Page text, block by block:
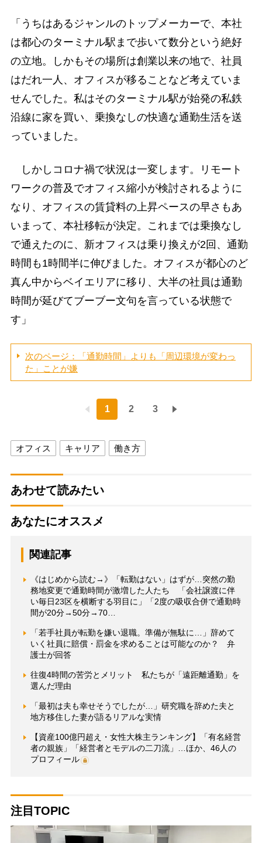
「うちはあるジャンルのトップメーカーで、本社
は都心のターミナル駅まで歩いて数分という絶好
の立地。しかもその場所は創業以来の地で、社員
はだれ一人、オフィスが移ることなど考えていま
せんでした。私はそのターミナル駅が始発の私鉄
沿線に家を買い、乗換なしの快適な通勤生活を送
っていました。
しかしコロナ禍で状況は一変します。リモート
ワークの普及でオフィス縮小が検討されるように
なり、オフィスの賃貸料の上昇ペースの早さもあ
いまって、本社移転が決定。これまでは乗換なし
で通えたのに、新オフィスは乗り換えが2回、通勤
時間も1時間半に伸びました。オフィスが都心のど
真ん中からベイエリアに移り、大半の社員は通勤
時間が延びてブーブー文句を言っている状態で
す」
次のページ：「通勤時間」よりも「周辺環境が変わっ
た」ことが嫌
1 2 3
オフィス キャリア 働き方
あわせて読みたい
あなたにオススメ
関連記事
《はじめから読む→》「転勤はない」はずが…突然の勤
務地変更で通勤時間が激増した人たち 「会社譲渡に伴
い毎日23区を横断する羽目に」「2度の吸収合併で通勤時
間が20分→50分→70…
「若手社員が転勤を嫌い退職。準備が無駄に…」辞めて
いく社員に賠償・罰金を求めることは可能なのか？ 弁
護士が回答
往復4時間の苦労とメリット 私たちが「遠距離通勤」を
選んだ理由
「最初は夫も幸せそうでしたが…」研究職を辞めた夫と
地方移住した妻が語るリアルな実情
【資産100億円超え・女性大株主ランキング】「有名経営
者の親族」「経営者とモデルの二刀流」…ほか、46人の
プロフィール
注目TOPIC